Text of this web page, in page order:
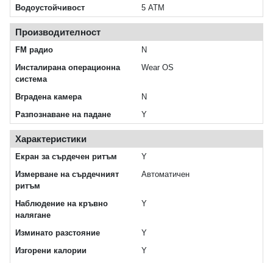
Водоустойчивост
5 ATM
Производителност
FM радио
N
Инсталирана операционна
система
Wear OS
Вградена камера
N
Разпознаване на падане
Y
Характеристики
Екран за сърдечен ритъм
Y
Измерване на сърдечният
ритъм
Автоматичен
Наблюдение на кръвно
налягане
Y
Изминато разстояние
Y
Изгорени калории
Y